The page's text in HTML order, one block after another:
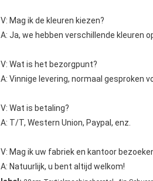
V: Mag ik de kleuren kiezen?
A: Ja, we hebben verschillende kleuren
V: Wat is het bezorgpunt?
A: Vinnige levering, normaal gesproken
V: Wat is betaling?
A: T/T, Western Union, Paypal, enz.
V: Mag ik uw fabriek en kantoor
A: Natuurlijk, u bent altijd welkom!